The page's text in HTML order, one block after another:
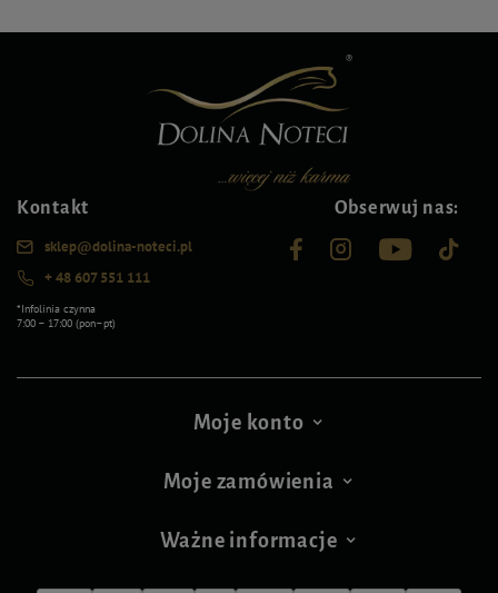
Kontakt
sklep@dolina-noteci.pl
+ 48 607 551 111
*Infolinia czynna
7:00 – 17:00 (pon–pt)
Obserwuj nas:
Moje konto
Moje zamówienia
Ważne informacje